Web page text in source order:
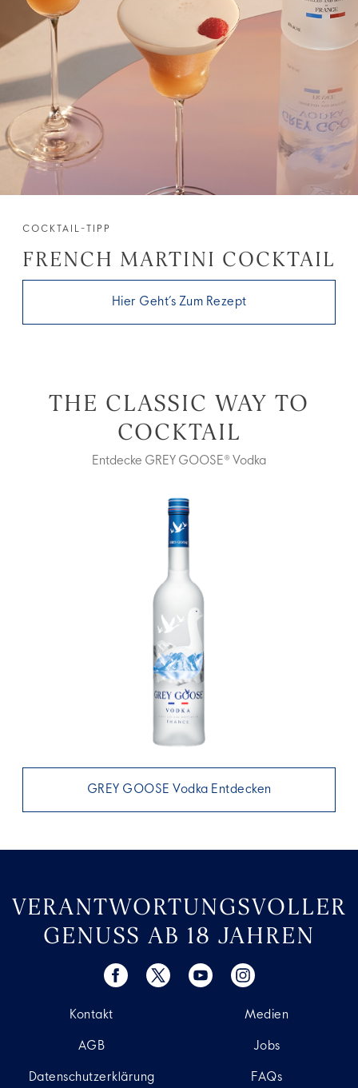
COCKTAIL-TIPP
FRENCH MARTINI COCKTAIL
Hier Geht’s Zum Rezept
THE CLASSIC WAY TO
COCKTAIL
Entdecke GREY GOOSE® Vodka
GREY GOOSE Vodka Entdecken
VERANTWORTUNGSVOLLER
GENUSS AB 18 JAHREN
Kontakt
AGB
Datenschutzerklärung
Medien
Jobs
FAQs